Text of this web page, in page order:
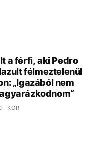
a férfi, aki Pedro
félmeztelenül
„Igazából nem
-KOR